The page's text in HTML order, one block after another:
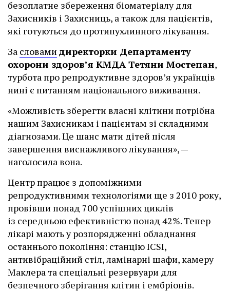
безоплатне збереження біоматеріалу для
Захисників і Захисниць, а також для пацієнтів,
які готуються до протипухлинного лікування.
За словамидиректорки Департаменту
охорони здоров’я КМДА Тетяни Мостепан,
турбота про репродуктивне здоров’я українців
нині є питанням національного виживання.
«Можливість зберегти власні клітини потрібна
нашим Захисникам і пацієнтам зі складними
діагнозами. Це шанс мати дітей після
завершення виснажливого лікування», —
наголосила вона.
Центр працює з допоміжними
репродуктивними технологіями ще з 2010 року,
провівши понад 700 успішних циклів
із середньою ефективністю понад 42%. Тепер
лікарі мають у розпорядженні обладнання
останнього покоління: станцію ІCSI,
антивібраційний стіл, ламінарні шафи, камеру
Маклера та спеціальні резервуари для
безпечного зберігання клітин і ембріонів.